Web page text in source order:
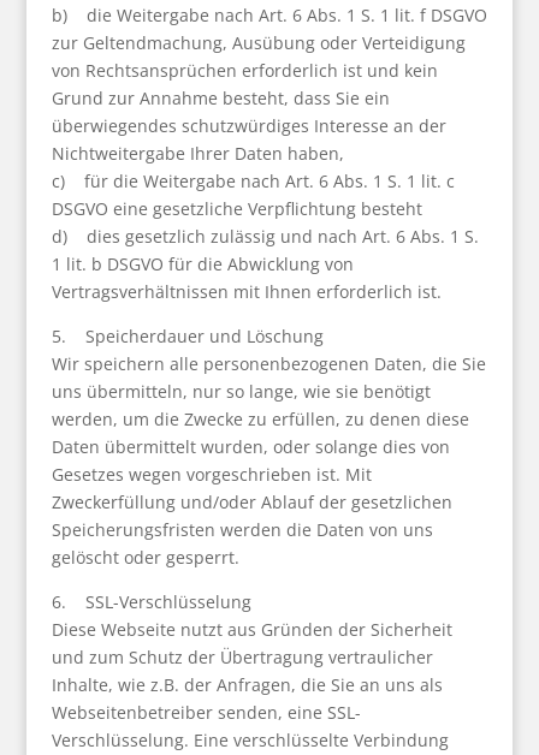
b) die Weitergabe nach Art. 6 Abs. 1 S. 1 lit. f DSGVO
zur Geltendmachung, Ausübung oder Verteidigung
von Rechtsansprüchen erforderlich ist und kein
Grund zur Annahme besteht, dass Sie ein
überwiegendes schutzwürdiges Interesse an der
Nichtweitergabe Ihrer Daten haben,
c) für die Weitergabe nach Art. 6 Abs. 1 S. 1 lit. c
DSGVO eine gesetzliche Verpflichtung besteht
d) dies gesetzlich zulässig und nach Art. 6 Abs. 1 S.
1 lit. b DSGVO für die Abwicklung von
Vertragsverhältnissen mit Ihnen erforderlich ist.
5. Speicherdauer und Löschung
Wir speichern alle personenbezogenen Daten, die Sie
uns übermitteln, nur so lange, wie sie benötigt
werden, um die Zwecke zu erfüllen, zu denen diese
Daten übermittelt wurden, oder solange dies von
Gesetzes wegen vorgeschrieben ist. Mit
Zweckerfüllung und/oder Ablauf der gesetzlichen
Speicherungsfristen werden die Daten von uns
gelöscht oder gesperrt.
6. SSL-Verschlüsselung
Diese Webseite nutzt aus Gründen der Sicherheit
und zum Schutz der Übertragung vertraulicher
Inhalte, wie z.B. der Anfragen, die Sie an uns als
Webseitenbetreiber senden, eine SSL-
Verschlüsselung. Eine verschlüsselte Verbindung